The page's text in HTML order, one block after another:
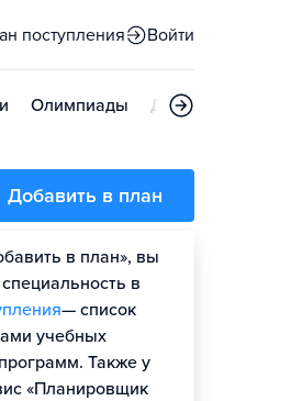
поступления Войти
Олимпиады Дни открытых
Добавить в план
в план», вы
в
— список
учебных
Также у
«Планировщик